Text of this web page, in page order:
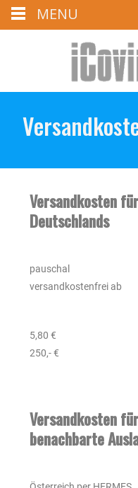
Versandkosten
Deutschlands
pauschal
versandkostenfrei ab
5,80 €
250,- €
Versandkosten
benachbarte
MENU